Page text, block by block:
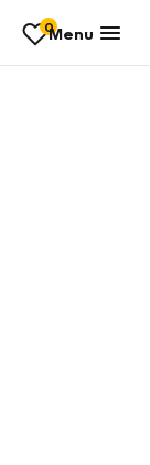
0Menu